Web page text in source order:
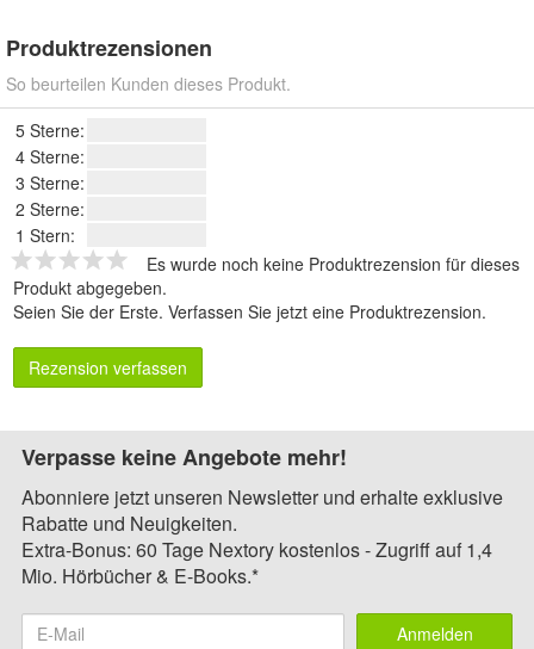
Produktrezensionen
So beurteilen Kunden dieses Produkt.
5 Sterne:
4 Sterne:
3 Sterne:
2 Sterne:
1 Stern:
Es wurde noch keine Produktrezension für dieses
Produkt abgegeben.
Seien Sie der Erste. Verfassen Sie jetzt eine Produktrezension.
Rezension verfassen
Verpasse keine Angebote mehr!
Abonniere jetzt unseren Newsletter und erhalte exklusive
Rabatte und Neuigkeiten.
Extra-Bonus: 60 Tage Nextory kostenlos - Zugriff auf 1,4
Mio. Hörbücher & E-Books.*
Anmelden